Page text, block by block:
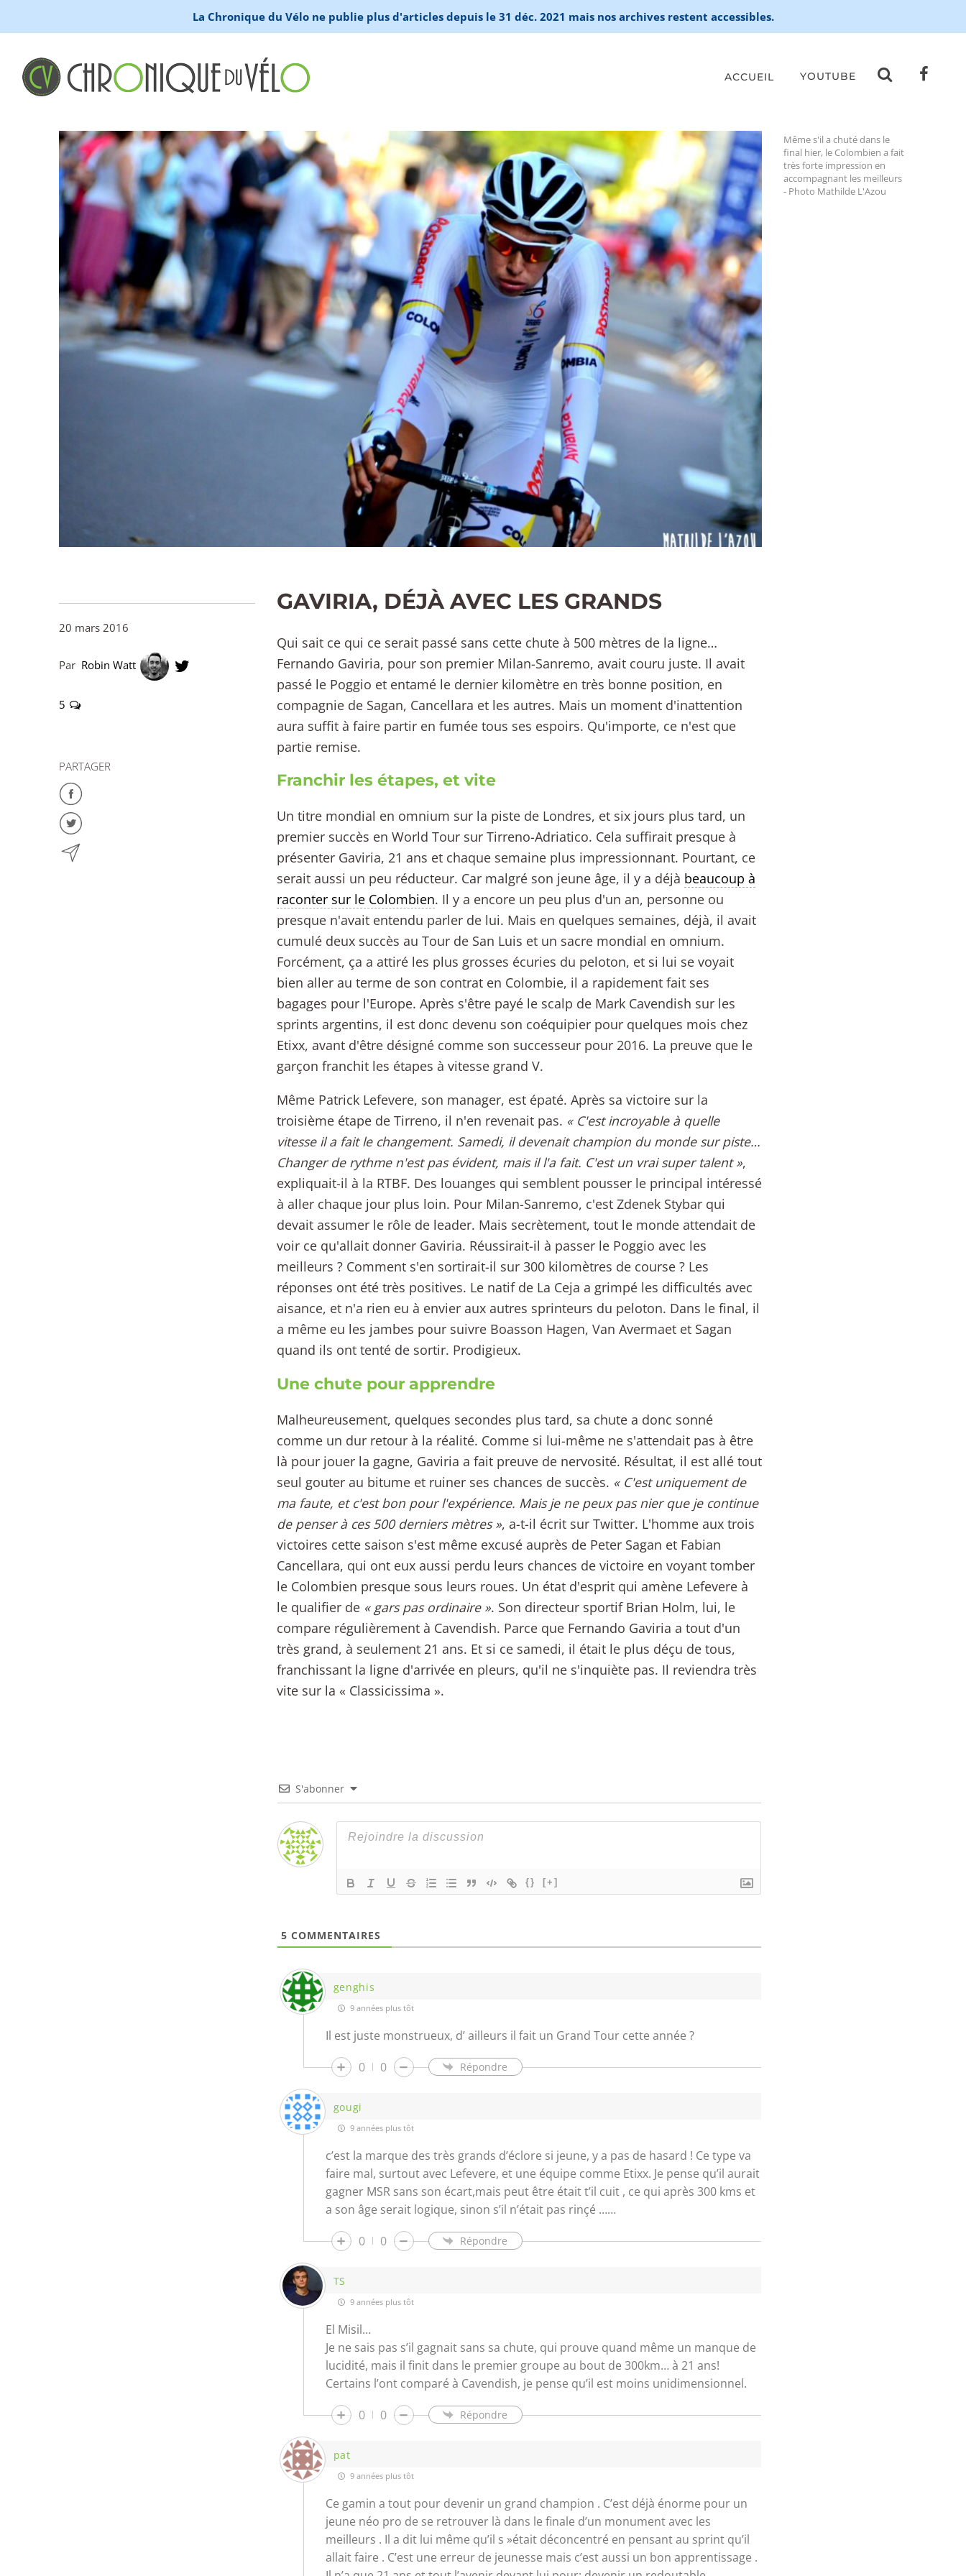
La Chronique du Vélo ne publie plus d'articles depuis le 31 déc. 2021 mais nos archives restent accessibles.
ACCUEIL YOUTUBE
Même s'il a chuté dans le
final hier, le Colombien a fait
très forte impression en
accompagnant les meilleurs
- Photo Mathilde L'Azou
20 mars 2016
Par Robin Watt
5
PARTAGER
GAVIRIA, DÉJÀ AVEC LES GRANDS
Qui sait ce qui ce serait passé sans cette chute à 500 mètres de la ligne…
Fernando Gaviria, pour son premier Milan-Sanremo, avait couru juste. Il avait
passé le Poggio et entamé le dernier kilomètre en très bonne position, en
compagnie de Sagan, Cancellara et les autres. Mais un moment d'inattention
aura suffit à faire partir en fumée tous ses espoirs. Qu'importe, ce n'est que
partie remise.
Franchir les étapes, et vite
Un titre mondial en omnium sur la piste de Londres, et six jours plus tard, un
premier succès en World Tour sur Tirreno-Adriatico. Cela suffirait presque à
présenter Gaviria, 21 ans et chaque semaine plus impressionnant. Pourtant, ce
serait aussi un peu réducteur. Car malgré son jeune âge, il y a déjà beaucoup à
raconter sur le Colombien. Il y a encore un peu plus d'un an, personne ou
presque n'avait entendu parler de lui. Mais en quelques semaines, déjà, il avait
cumulé deux succès au Tour de San Luis et un sacre mondial en omnium.
Forcément, ça a attiré les plus grosses écuries du peloton, et si lui se voyait
bien aller au terme de son contrat en Colombie, il a rapidement fait ses
bagages pour l'Europe. Après s'être payé le scalp de Mark Cavendish sur les
sprints argentins, il est donc devenu son coéquipier pour quelques mois chez
Etixx, avant d'être désigné comme son successeur pour 2016. La preuve que le
garçon franchit les étapes à vitesse grand V.
Même Patrick Lefevere, son manager, est épaté. Après sa victoire sur la
troisième étape de Tirreno, il n'en revenait pas. « C'est incroyable à quelle
vitesse il a fait le changement. Samedi, il devenait champion du monde sur piste…
Changer de rythme n'est pas évident, mais il l'a fait. C'est un vrai super talent »,
expliquait-il à la RTBF. Des louanges qui semblent pousser le principal intéressé
à aller chaque jour plus loin. Pour Milan-Sanremo, c'est Zdenek Stybar qui
devait assumer le rôle de leader. Mais secrètement, tout le monde attendait de
voir ce qu'allait donner Gaviria. Réussirait-il à passer le Poggio avec les
meilleurs ? Comment s'en sortirait-il sur 300 kilomètres de course ? Les
réponses ont été très positives. Le natif de La Ceja a grimpé les difficultés avec
aisance, et n'a rien eu à envier aux autres sprinteurs du peloton. Dans le final, il
a même eu les jambes pour suivre Boasson Hagen, Van Avermaet et Sagan
quand ils ont tenté de sortir. Prodigieux.
Une chute pour apprendre
Malheureusement, quelques secondes plus tard, sa chute a donc sonné
comme un dur retour à la réalité. Comme si lui-même ne s'attendait pas à être
là pour jouer la gagne, Gaviria a fait preuve de nervosité. Résultat, il est allé tout
seul gouter au bitume et ruiner ses chances de succès. « C'est uniquement de
ma faute, et c'est bon pour l'expérience. Mais je ne peux pas nier que je continue
de penser à ces 500 derniers mètres », a-t-il écrit sur Twitter. L'homme aux trois
victoires cette saison s'est même excusé auprès de Peter Sagan et Fabian
Cancellara, qui ont eux aussi perdu leurs chances de victoire en voyant tomber
le Colombien presque sous leurs roues. Un état d'esprit qui amène Lefevere à
le qualifier de « gars pas ordinaire ». Son directeur sportif Brian Holm, lui, le
compare régulièrement à Cavendish. Parce que Fernando Gaviria a tout d'un
très grand, à seulement 21 ans. Et si ce samedi, il était le plus déçu de tous,
franchissant la ligne d'arrivée en pleurs, qu'il ne s'inquiète pas. Il reviendra très
vite sur la « Classicissima ».
S'abonner
{} [+]
5 COMMENTAIRES
genghis
9 années plus tôt
Il est juste monstrueux, d’ ailleurs il fait un Grand Tour cette année ?
0
0 Répondre
gougi
9 années plus tôt
c’est la marque des très grands d’éclore si jeune, y a pas de hasard ! Ce type va
faire mal, surtout avec Lefevere, et une équipe comme Etixx. Je pense qu’il aurait
gagner MSR sans son écart,mais peut être était t’il cuit , ce qui après 300 kms et
a son âge serait logique, sinon s’il n’était pas rinçé ……
0
0 Répondre
TS
9 années plus tôt
El Misil…
Je ne sais pas s’il gagnait sans sa chute, qui prouve quand même un manque de
lucidité, mais il finit dans le premier groupe au bout de 300km… à 21 ans!
Certains l’ont comparé à Cavendish, je pense qu’il est moins unidimensionnel.
0
0 Répondre
pat
9 années plus tôt
Ce gamin a tout pour devenir un grand champion . C’est déjà énorme pour un
jeune néo pro de se retrouver là dans le finale d’un monument avec les
meilleurs . Il a dit lui même qu’il s »était déconcentré en pensant au sprint qu’il
allait faire . C’est une erreur de jeunesse mais c’est aussi un bon apprentissage .